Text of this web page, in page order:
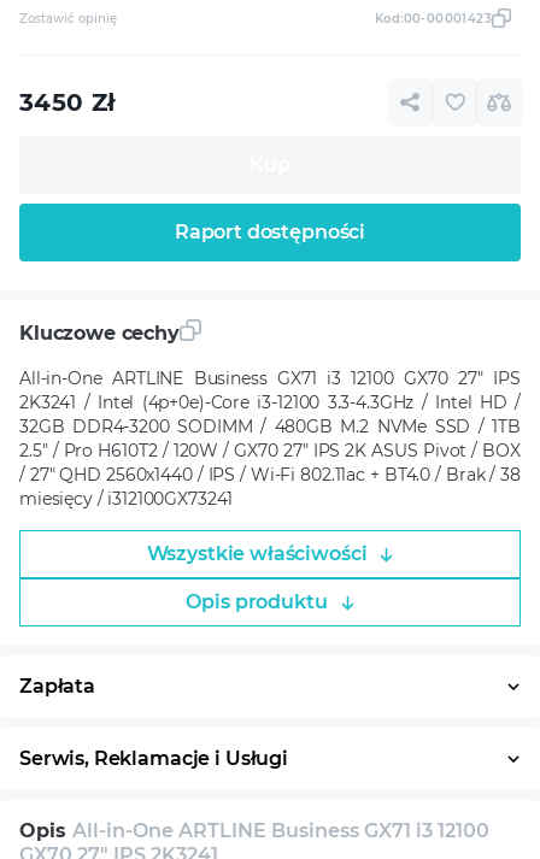
Zostawić opinię Kod:00-00001423
3450 Zł
Raport dostępności
Kluczowe cechy
All-in-One ARTLINE Business GX71 i3 12100 GX70 27" IPS
2K3241 / Intel (4p+0e)-Core i3-12100 3.3-4.3GHz / Intel HD /
32GB DDR4-3200 SODIMM / 480GB M.2 NVMe SSD / 1TB
2.5" / Pro H610T2 / 120W / GX70 27" IPS 2K ASUS Pivot / BOX
/ 27" QHD 2560x1440 / IPS / Wi-Fi 802.11ac + BT4.0 / Brak / 38
miesięcy / i312100GX73241
Wszystkie właściwości
Opis produktu
Zapłata
Serwis, Reklamacje i Usługi
Konsultacja
Opis All-in-One ARTLINE Business GX71 i3 12100